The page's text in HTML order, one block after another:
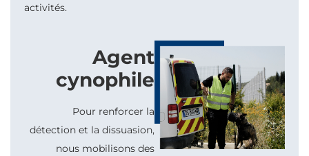
activités.
Agent
cynophile
Pour renforcer la
détection et la dissuasion,
nous mobilisons des